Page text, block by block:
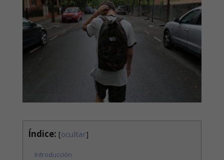
Índice: [ocultar]
Introducción